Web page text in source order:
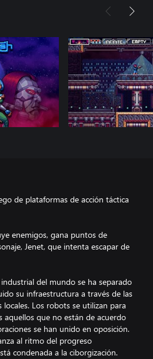
de plataformas de acción táctica
enemigos, gana puntos de
Jenet, que intenta escapar de
del mundo se ha separado
su infraestructura a través de las
Los robots se utilizan para
aquellos que no están de acuerdo
se han unido en oposición.
al ritmo del progreso
condenada a la ciborgización.